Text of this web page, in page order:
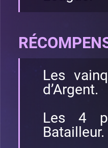
Les
d’Argent.
Les 4
Batailleur.